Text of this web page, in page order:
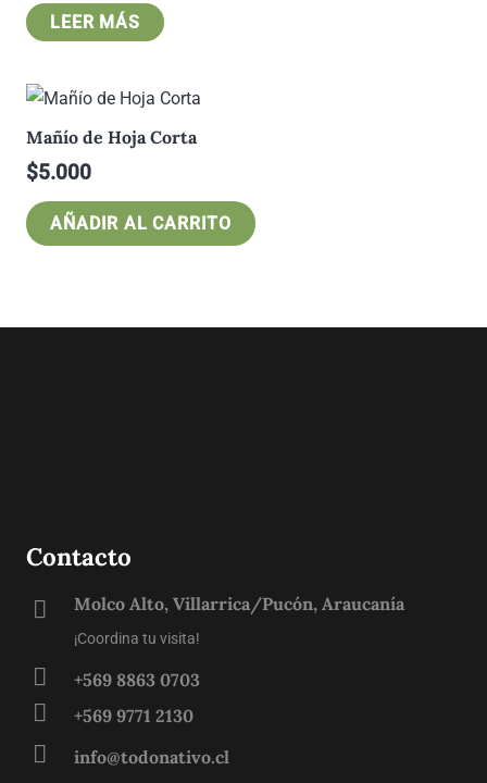
LEER MÁS
Mañío de Hoja Corta
$5.000
AÑADIR AL CARRITO
Contacto
Molco Alto, Villarrica/Pucón, Araucanía
¡Coordina tu visita!
+569 8863 0703
+569 9771 2130
info@todonativo.cl